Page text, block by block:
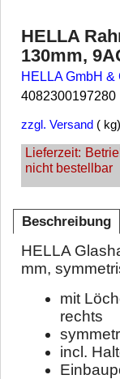
HELLA
130mm,
HELLA GmbH &
4082300197280
zzgl. Versand kg
Lieferzeit:
nicht bestellbar
Beschreibung
HELLA
mm,
mit
rechts
incl.